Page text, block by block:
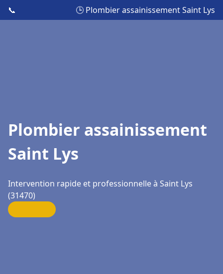
📞 🕒 Plombier assainissement Saint Lys
Plombier assainissement
Saint Lys
Intervention rapide et professionnelle à Saint Lys
(31470)